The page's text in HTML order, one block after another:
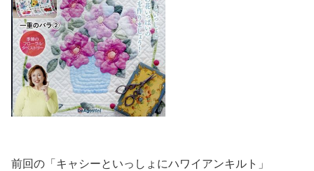
前回の「キャシーといっしょにハワイアンキルト」